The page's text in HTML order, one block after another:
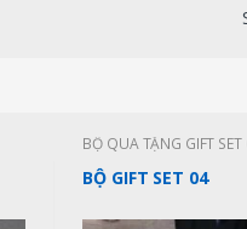
BỘ QUÀ TẶNG GIFT
BỘ GIFT SET 04